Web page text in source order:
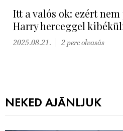
Itt a valós ok: ezért
Harry herceggel
2025.08.21. 2 perc olvasás
NEKED AJÁNLJUK